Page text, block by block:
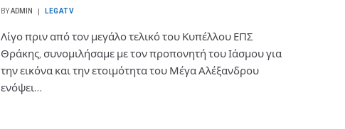
BY ADMIN LEGATV
Λίγο πριν από τον μεγάλο τελικό του Κυπέλλου ΕΠΣ
Θράκης, συνομιλήσαμε με τον προπονητή του Ιάσμου για
την εικόνα και την ετοιμότητα του Μέγα Αλέξανδρου
ενόψει…